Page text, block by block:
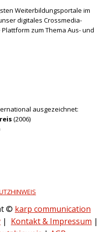
Weiterbildungsportale im
digitales Crossmedia-
zum Thema Aus- und
ausgezeichnet:
(2006)
© karp communication
| Kontakt & Impressum |